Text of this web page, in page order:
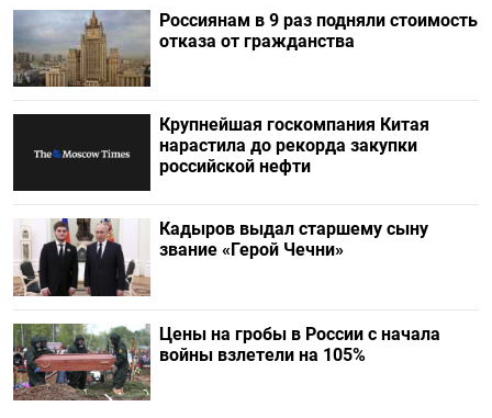
Россиянам в 9 раз подняли стоимость
отказа от гражданства
Крупнейшая госкомпания Китая
нарастила до рекорда закупки
российской нефти
Кадыров выдал старшему сыну
звание «Герой Чечни»
Цены на гробы в России с начала
войны взлетели на 105%